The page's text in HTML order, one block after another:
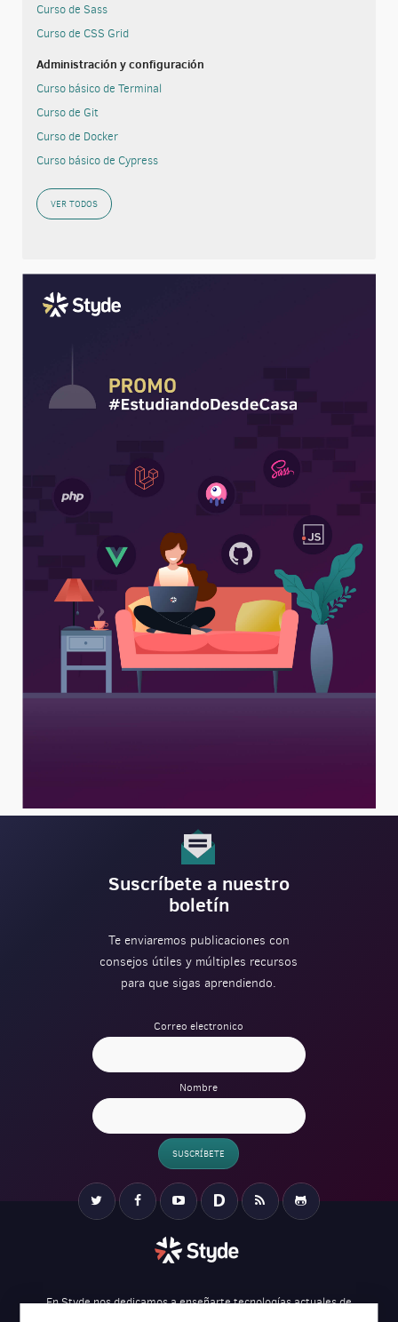
Curso de Sass
Curso de CSS Grid
Administración y configuración
Curso básico de Terminal
Curso de Git
Curso de Docker
Curso básico de Cypress
VER TODOS
Suscríbete a nuestro
boletín
Te enviaremos publicaciones con
consejos útiles y múltiples recursos
para que sigas aprendiendo.
Correo electronico
Nombre
SUSCRÍBETE
Verification
FacebookYouTube
En Styde nos dedicamos a enseñarte tecnologías actuales de